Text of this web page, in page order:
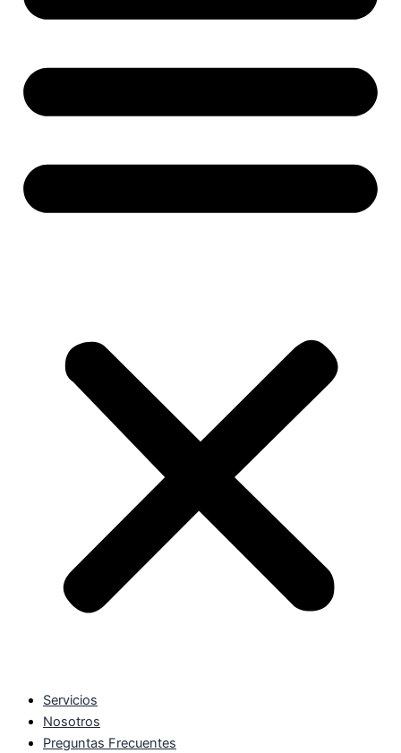
Servicios
Nosotros
Preguntas Frecuentes